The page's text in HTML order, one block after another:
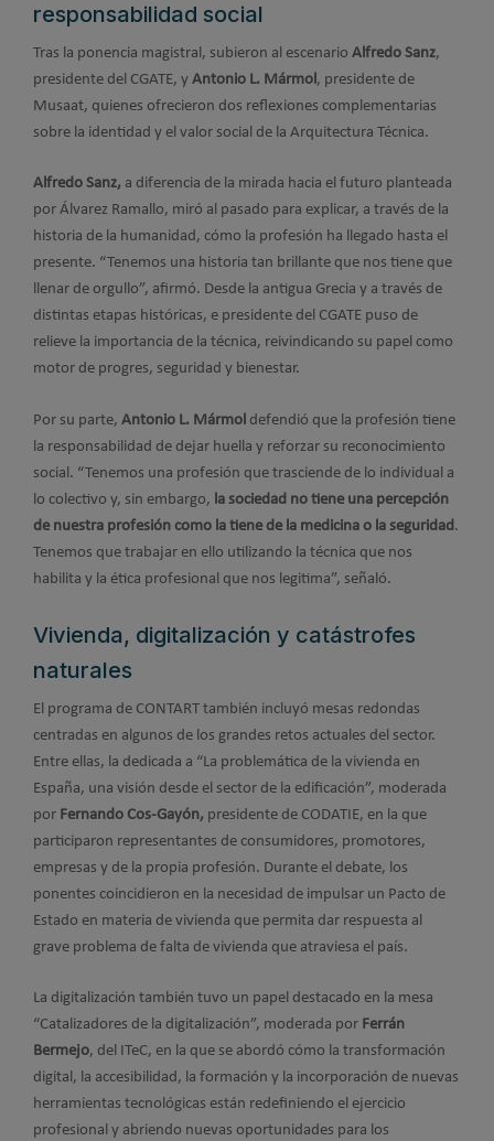
responsabilidad social
Tras la ponencia magistral, subieron al escenario Alfredo Sanz,
presidente del CGATE, y Antonio L. Mármol , presidente de
Musaat, quienes ofrecieron dos reflexiones complementarias
sobre la identidad y el valor social de la Arquitectura Técnica.
Alfredo Sanz, a diferencia de la mirada hacia el futuro planteada
por Álvarez Ramallo, miró al pasado para explicar, a través de la
historia de la humanidad, cómo la profesión ha llegado hasta el
presente. “Tenemos una historia tan brillante que nos tiene que
llenar de orgullo”, afirmó. Desde la antigua Grecia y a través de
distintas etapas históricas, e presidente del CGATE puso de
relieve la importancia de la técnica, reivindicando su papel como
motor de progres, seguridad y bienestar.
Por su parte, Antonio L. Mármol defendió que la profesión tiene
la responsabilidad de dejar huella y reforzar su reconocimiento
social. “Tenemos una profesión que trasciende de lo individual a
lo colectivo y, sin embargo, la sociedad no tiene una percepción
de nuestra profesión como la tiene de la medicina o la seguridad .
Tenemos que trabajar en ello utilizando la técnica que nos
habilita y la ética profesional que nos legitima”, señaló.
Vivienda, digitalización y catástrofes
naturales
El programa de CONTART también incluyó mesas redondas
centradas en algunos de los grandes retos actuales del sector.
Entre ellas, la dedicada a “La problemática de la vivienda en
España, una visión desde el sector de la edificación”, moderada
por Fernando Cos-Gayón, presidente de CODATIE, en la que
participaron representantes de consumidores, promotores,
empresas y de la propia profesión. Durante el debate, los
ponentes coincidieron en la necesidad de impulsar un Pacto de
Estado en materia de vivienda que permita dar respuesta al
grave problema de falta de vivienda que atraviesa el país.
La digitalización también tuvo un papel destacado en la mesa
“Catalizadores de la digitalización”, moderada por Ferrán
Bermejo, del ITeC, en la que se abordó cómo la transformación
digital, la accesibilidad, la formación y la incorporación de nuevas
herramientas tecnológicas están redefiniendo el ejercicio
profesional y abriendo nuevas oportunidades para los